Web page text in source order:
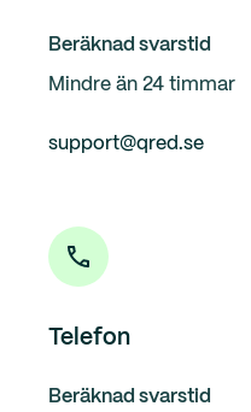
Beräknad svarstid
Mindre än 24 timmar
support@qred.se
Telefon
Beräknad svarstid